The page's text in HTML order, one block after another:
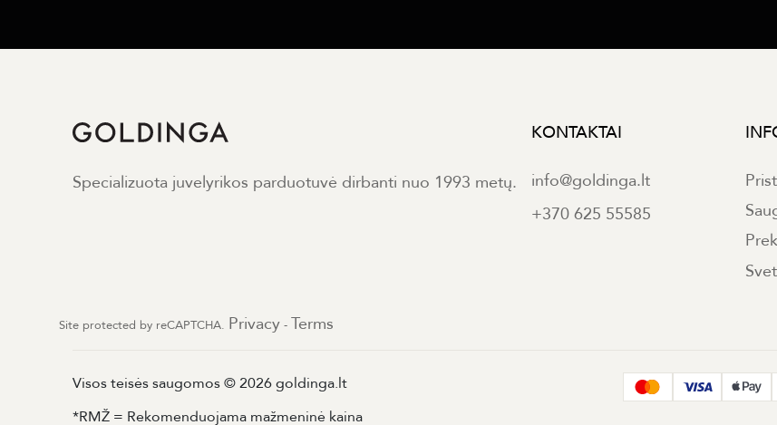
Specializuota juvelyrikos parduotuvė dirbanti nuo 1993 metų.
KONTAKTAI
info@goldinga.lt
+370 625 55585
Site protected by reCAPTCHA. Privacy - Terms
Visos teisės saugomos © 2026 goldinga.lt
*RMŽ = Rekomenduojama mažmeninė kaina